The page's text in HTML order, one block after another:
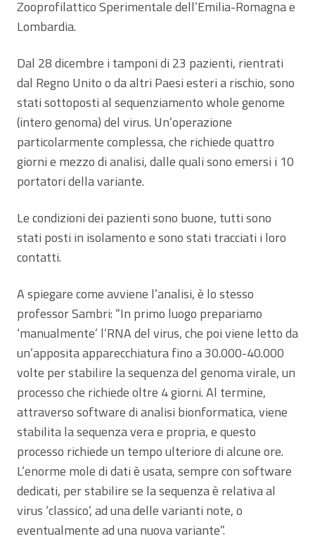
Zooprofilattico Sperimentale dell’Emilia-Romagna e
Lombardia.
Dal 28 dicembre i tamponi di 23 pazienti, rientrati
dal Regno Unito o da altri Paesi esteri a rischio, sono
stati sottoposti al sequenziamento whole genome
(intero genoma) del virus. Un’operazione
particolarmente complessa, che richiede quattro
giorni e mezzo di analisi, dalle quali sono emersi i 10
portatori della variante.
Le condizioni dei pazienti sono buone, tutti sono
stati posti in isolamento e sono stati tracciati i loro
contatti.
A spiegare come avviene l’analisi, è lo stesso
professor Sambri: “In primo luogo prepariamo
‘manualmente’ l’RNA del virus, che poi viene letto da
un’apposita apparecchiatura fino a 30.000-40.000
volte per stabilire la sequenza del genoma virale, un
processo che richiede oltre 4 giorni. Al termine,
attraverso software di analisi bionformatica, viene
stabilita la sequenza vera e propria, e questo
processo richiede un tempo ulteriore di alcune ore.
L’enorme mole di dati è usata, sempre con software
dedicati, per stabilire se la sequenza è relativa al
virus ‘classico’, ad una delle varianti note, o
eventualmente ad una nuova variante”.